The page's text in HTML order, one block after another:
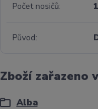
Počet nosičů 1
Původ
Zboží zařazeno
Alba